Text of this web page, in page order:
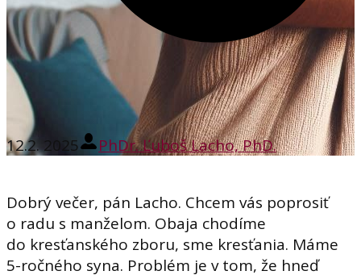
12.2. 2025 PhDr. Ľuboš Lacho, PhD.
Dobrý večer, pán Lacho. Chcem vás poprosiť
o radu s manželom. Obaja chodíme
do kresťanského zboru, sme kresťania. Máme
5-ročného syna. Problém je v tom, že hneď